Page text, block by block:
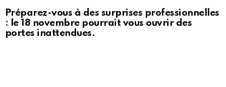
Préparez-vous à des surprises professionnelles
: le 18 novembre pourrait vous ouvrir des
portes inattendues.